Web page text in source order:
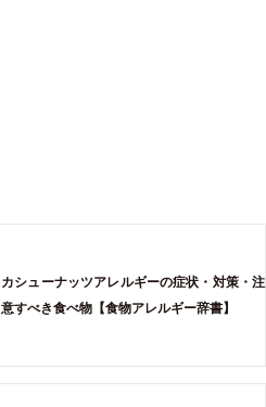
カシューナッツアレルギーの症状・対策・注
意すべき食べ物【食物アレルギー辞書】